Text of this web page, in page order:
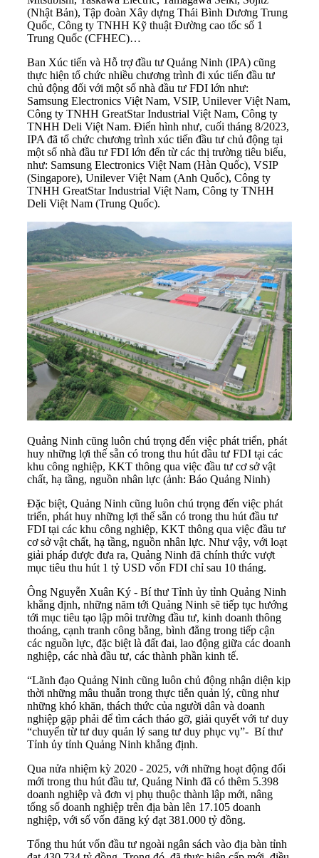
(Nhật Bản), Tập đoàn Xây dựng Thái Bình Dương Trung
Quốc, Công ty TNHH Kỹ thuật Đường cao tốc số 1
Trung Quốc (CFHEC)…
Ban Xúc tiến và Hỗ trợ đầu tư Quảng Ninh (IPA) cũng
thực hiện tổ chức nhiều chương trình đi xúc tiến đầu tư
chủ động đối với một số nhà đầu tư FDI lớn như:
Samsung Electronics Việt Nam, VSIP, Unilever Việt Nam,
Công ty TNHH GreatStar Industrial Việt Nam, Công ty
TNHH Deli Việt Nam. Điển hình như, cuối tháng 8/2023,
IPA đã tổ chức chương trình xúc tiến đầu tư chủ động tại
một số nhà đầu tư FDI lớn đến từ các thị trường tiêu biểu,
như: Samsung Electronics Việt Nam (Hàn Quốc), VSIP
(Singapore), Unilever Việt Nam (Anh Quốc), Công ty
TNHH GreatStar Industrial Việt Nam, Công ty TNHH
Deli Việt Nam (Trung Quốc).
Quảng Ninh cũng luôn chú trọng đến việc phát triển, phát
huy những lợi thế sẵn có trong thu hút đầu tư FDI tại các
khu công nghiệp, KKT thông qua việc đầu tư cơ sở vật
chất, hạ tầng, nguồn nhân lực (ảnh: Báo Quảng Ninh)
Đặc biệt, Quảng Ninh cũng luôn chú trọng đến việc phát
triển, phát huy những lợi thế sẵn có trong thu hút đầu tư
FDI tại các khu công nghiệp, KKT thông qua việc đầu tư
cơ sở vật chất, hạ tầng, nguồn nhân lực. Như vậy, với loạt
giải pháp được đưa ra, Quảng Ninh đã chính thức vượt
mục tiêu thu hút 1 tỷ USD vốn FDI chỉ sau 10 tháng.
Ông Nguyễn Xuân Ký - Bí thư Tỉnh ủy tỉnh Quảng Ninh
khẳng định, những năm tới Quảng Ninh sẽ tiếp tục hướng
tới mục tiêu tạo lập môi trường đầu tư, kinh doanh thông
thoáng, cạnh tranh công bằng, bình đẳng trong tiếp cận
các nguồn lực, đặc biệt là đất đai, lao động giữa các doanh
nghiệp, các nhà đầu tư, các thành phần kinh tế.
“Lãnh đạo Quảng Ninh cũng luôn chủ động nhận diện kịp
thời những mâu thuẫn trong thực tiễn quản lý, cũng như
những khó khăn, thách thức của người dân và doanh
nghiệp gặp phải để tìm cách tháo gỡ, giải quyết với tư duy
“chuyển từ tư duy quản lý sang tư duy phục vụ”- Bí thư
Tỉnh ủy tỉnh Quảng Ninh khẳng định.
Qua nửa nhiệm kỳ 2020 - 2025, với những hoạt động đổi
mới trong thu hút đầu tư, Quảng Ninh đã có thêm 5.398
doanh nghiệp và đơn vị phụ thuộc thành lập mới, nâng
tổng số doanh nghiệp trên địa bàn lên 17.105 doanh
nghiệp, với số vốn đăng ký đạt 381.000 tỷ đồng.
Tổng thu hút vốn đầu tư ngoài ngân sách vào địa bàn tỉnh